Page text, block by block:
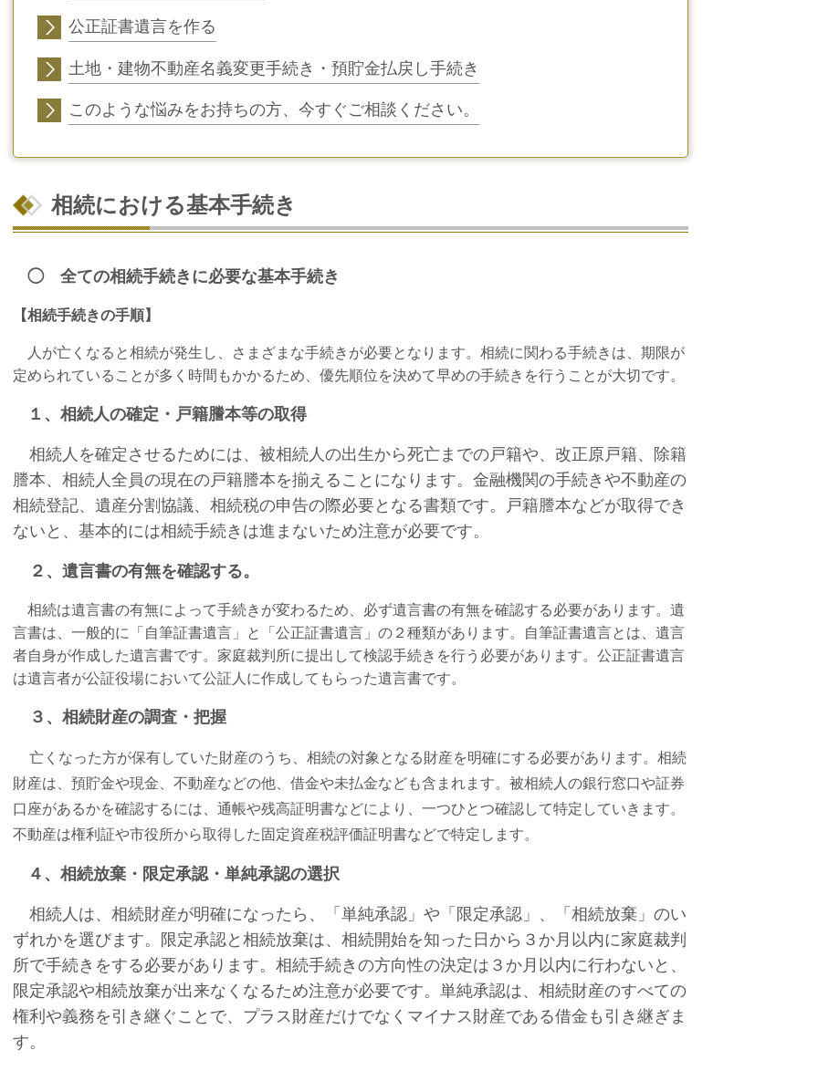
公正証書遺言を作る
土地・建物不動産名義変更手続き・預貯金払戻し手続き
このような悩みをお持ちの方、今すぐご相談ください。
相続における基本手続き
◯ 全ての相続手続きに必要な基本手続き
【相続手続きの手順】
人が亡くなると相続が発生し、さまざまな手続きが必要となります。相続に関わる手続きは、期限が
定められていることが多く時間もかかるため、優先順位を決めて早めの手続きを行うことが大切です。
１、相続人の確定・戸籍謄本等の取得
相続人を確定させるためには、被相続人の出生から死亡までの戸籍や、改正原戸籍、除籍
謄本、相続人全員の現在の戸籍謄本を揃えることになります。金融機関の手続きや不動産の
相続登記、遺産分割協議、相続税の申告の際必要となる書類です。戸籍謄本などが取得でき
ないと、基本的には相続手続きは進まないため注意が必要です。
２、遺言書の有無を確認する。
相続は遺言書の有無によって手続きが変わるため、必ず遺言書の有無を確認する必要があります。遺
言書は、一般的に「自筆証書遺言」と「公正証書遺言」の２種類があります。自筆証書遺言とは、遺言
者自身が作成した遺言書です。家庭裁判所に提出して検認手続きを行う必要があります。公正証書遺言
は遺言者が公証役場において公証人に作成してもらった遺言書です。
３、相続財産の調査・把握
亡くなった方が保有していた財産のうち、相続の対象となる財産を明確にする必要があります。相続
財産は、預貯金や現金、不動産などの他、借金や未払金なども含まれます。被相続人の銀行窓口や証券
口座があるかを確認するには、通帳や残高証明書などにより、一つひとつ確認して特定していきます。
不動産は権利証や市役所から取得した固定資産税評価証明書などで特定します。
４、相続放棄・限定承認・単純承認の選択
相続人は、相続財産が明確になったら、「単純承認」や「限定承認」、「相続放棄」のい
ずれかを選びます。限定承認と相続放棄は、相続開始を知った日から３か月以内に家庭裁判
所で手続きをする必要があります。相続手続きの方向性の決定は３か月以内に行わないと、
限定承認や相続放棄が出来なくなるため注意が必要です。単純承認は、相続財産のすべての
権利や義務を引き継ぐことで、プラス財産だけでなくマイナス財産である借金も引き継ぎま
す。